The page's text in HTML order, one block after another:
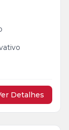
Detalhes